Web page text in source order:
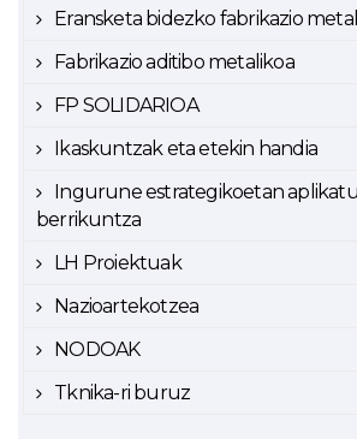
Eransketa bidezko fabrikazio
Fabrikazio aditibo metalikoa
FP SOLIDARIOA
Ikaskuntzak eta etekin handia
Ingurune estrategikoetan
berrikuntza
LH Proiektuak
Nazioartekotzea
NODOAK
Tknika-ri buruz